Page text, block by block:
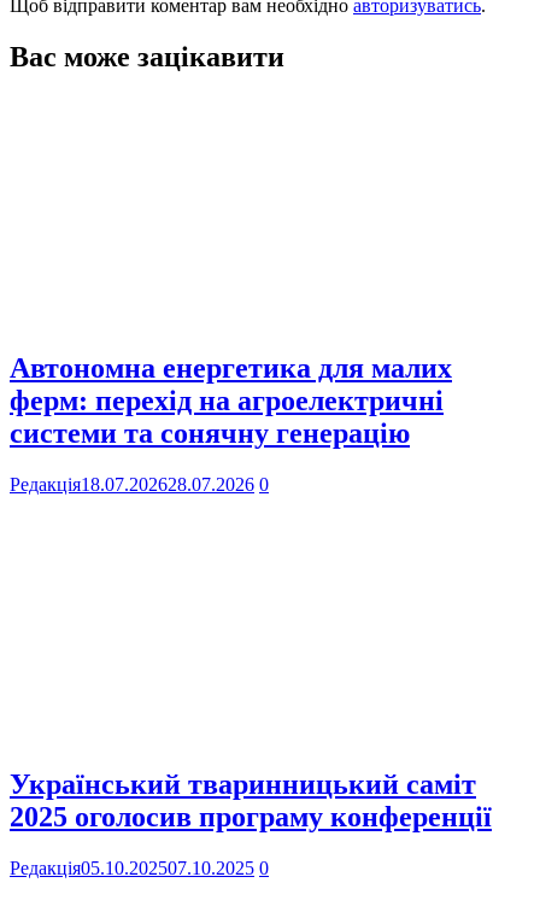
Щоб відправити коментар вам необхідно авторизуватись.
Вас може зацікавити
Автономна енергетика для малих
ферм: перехід на агроелектричні
системи та сонячну генерацію
Редакція18.07.202628.07.2026 0
Український тваринницький саміт
2025 оголосив програму конференції
Редакція05.10.202507.10.2025 0